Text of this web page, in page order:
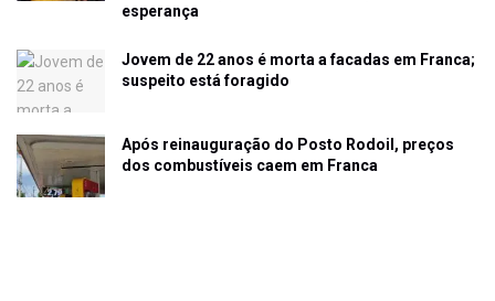
esperança
Jovem de 22 anos é morta a facadas em Franca;
suspeito está foragido
Após reinauguração do Posto Rodoil, preços
dos combustíveis caem em Franca